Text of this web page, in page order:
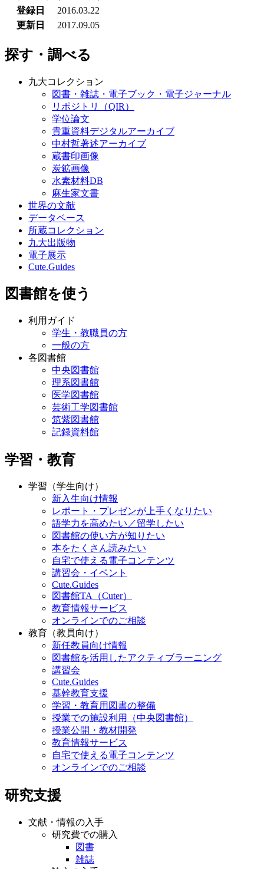
登録日
2016.03.22
更新日
2017.09.05
探す・調べる
九大コレクション
図書・雑誌・電子ブック・電子ジャーナル
リポジトリ（QIR）
学位論文
貴重資料デジタルアーカイブ
中村哲著述アーカイブ
蔵書印画像
炭鉱画像
水素材料DB
麻生家文書
世界の文献
データベース
所蔵コレクション
九大出版物
電子展示
Cute.Guides
図書館を使う
利用ガイド
学生・教職員の方
一般の方
各図書館
中央図書館
理系図書館
医学図書館
芸術工学図書館
筑紫図書館
記録資料館
学習・教育
学習（学生向け）
新入生向け情報
レポート・プレゼンが上手くなりたい
語学力を高めたい／留学したい
図書館の使い方が知りたい
本をたくさん読みたい
自宅で使える電子コンテンツ
講習会・イベント
Cute.Guides
図書館TA（Cuter）
教育情報サービス
オンラインでのご相談
教育（教員向け）
新任教員向け情報
図書館を活用したアクティブラーニング
講習会
Cute.Guides
基幹教育支援
学習・教育用図書の整備
授業での施設利用（中央図書館）
授業公開・教材開発
教育情報サービス
自宅で使える電子コンテンツ
オンラインでのご相談
研究支援
文献・情報の入手
研究費での購入
図書
雑誌